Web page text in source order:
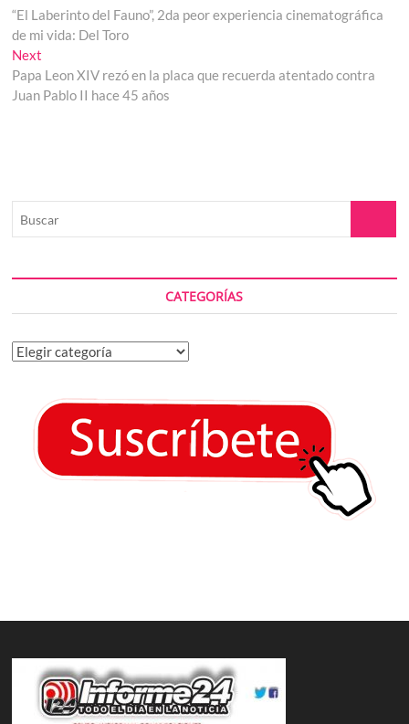
de
entradas
post:
“El Laberinto del Fauno”, 2da peor experiencia cinematográfica
de mi vida: Del Toro
Next
post:
Papa Leon XIV rezó en la placa que recuerda atentado contra
Juan Pablo II hace 45 años
CATEGORÍAS
Categorías